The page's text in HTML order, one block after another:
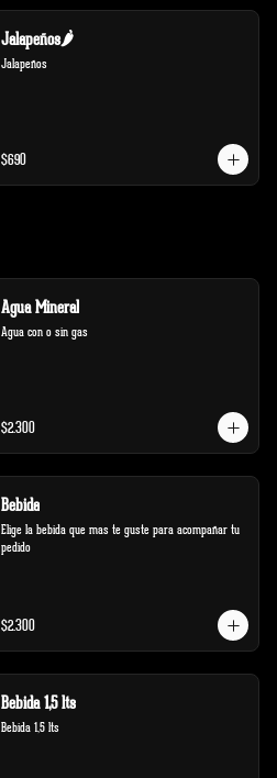
Jalapeños🌶️
Jalapeños
$690
Agua Mineral
Agua con o sin gas
$2.300
Bebida
Elige la bebida que mas te guste para acompañar tu
pedido
$2.300
Bebida 1,5 lts
Bebida 1,5 lts